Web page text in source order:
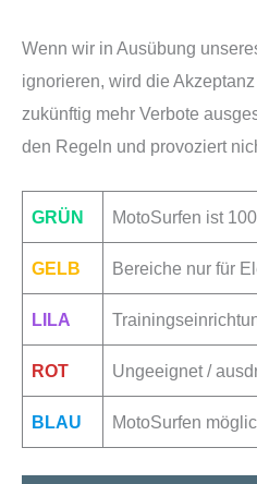
Wenn wir in Ausübung
ignorieren, wird die
zukünftig mehr Verbote
den Regeln und provoziert
GRÜN MotoSurfen ist
GELB Bereiche nur für
LILA
ROT Ungeeignet /
BLAU MotoSurfen